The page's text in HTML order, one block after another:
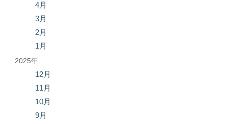
4月
3月
2月
1月
2025年
12月
11月
10月
9月